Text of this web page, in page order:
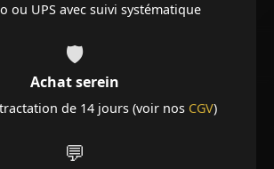
ou UPS avec suivi systématique
🛡️
Achat serein
de 14 jours (voir nos CGV)
💬